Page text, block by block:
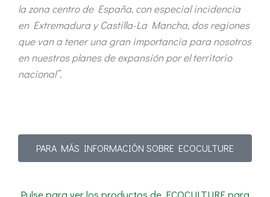
la zona centro de España, con especial incidencia
en Extremadura y Castilla-La Mancha, dos regiones
que van a tener una gran importancia para nosotros
en nuestros planes de expansión por el territorio
nacional”.
PARA MÁS INFORMACIÓN SOBRE ECOCULTURE
Pulse para ver los productos de ECOCULTURE para